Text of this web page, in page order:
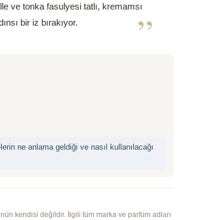
ve tonka fasulyesi tatlı, kremamsı
bir iz bırakıyor.
”
ne anlama geldiği ve nasıl kullanılacağı
kendisi değildir. İlgili tüm marka ve parfüm adları